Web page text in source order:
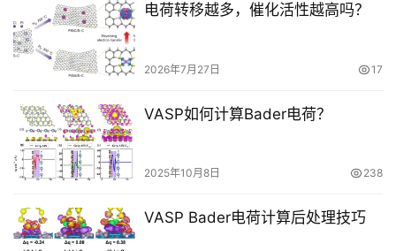
S
P
教
程
M
视
频
电荷转移越多，催化活性越高吗？
2026年7月27日 17
VASP如何计算Bader电荷？
2025年10月8日 238
VASP Bader电荷计算后处理技巧